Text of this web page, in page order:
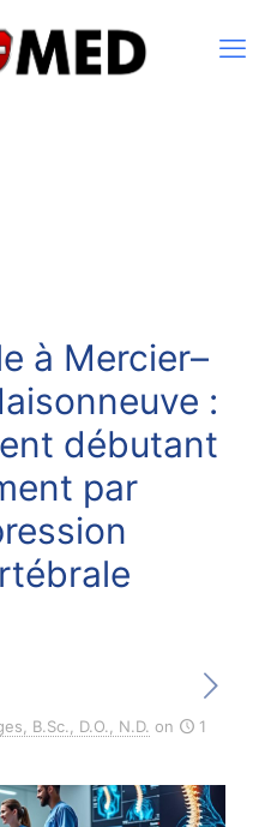
à Mercier–
:
débutant
par
B.Sc., D.O., N.D. on
1